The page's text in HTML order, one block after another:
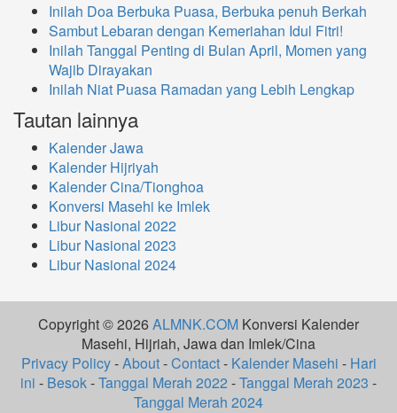
Inilah Doa Berbuka Puasa, Berbuka penuh Berkah
Sambut Lebaran dengan Kemeriahan Idul Fitri!
Inilah Tanggal Penting di Bulan April, Momen yang
Wajib Dirayakan
Inilah Niat Puasa Ramadan yang Lebih Lengkap
Tautan lainnya
Kalender Jawa
Kalender Hijriyah
Kalender Cina/Tionghoa
Konversi Masehi ke Imlek
Libur Nasional 2022
Libur Nasional 2023
Libur Nasional 2024
Copyright © 2026ALMNK.COM Konversi Kalender
Masehi, Hijriah, Jawa dan Imlek/Cina
Privacy Policy-About-Contact- Kalender Masehi - Hari
ini - Besok-Tanggal Merah 2022 -Tanggal Merah 2023 -
Tanggal Merah 2024